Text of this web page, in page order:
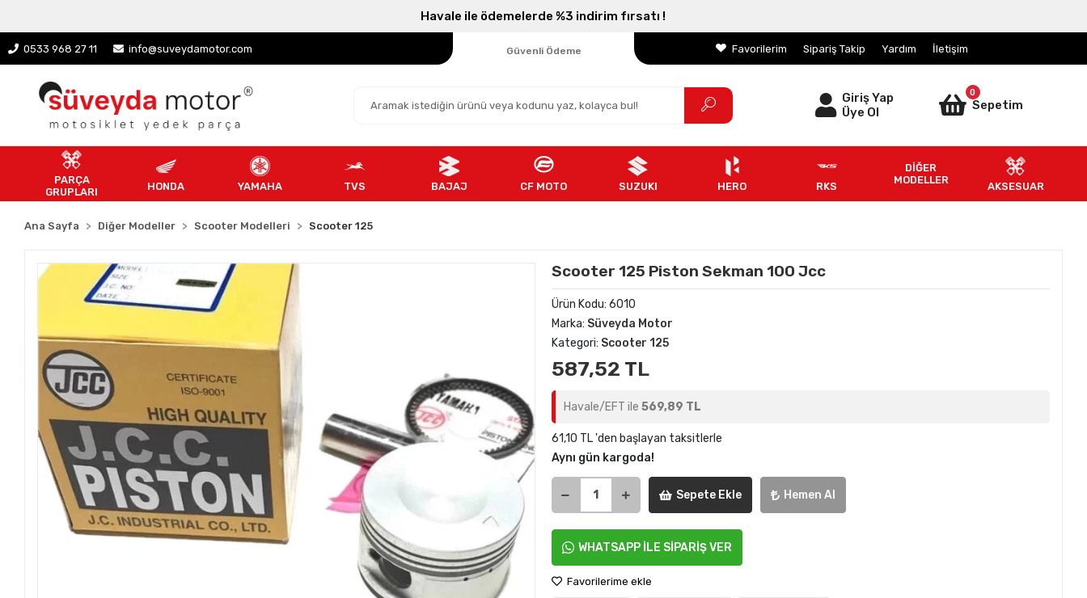
Havale ile ödemelerde %3 indirim fırsatı !
0533 968 27 11 info@suveydamotor.com
Parçanızın Online Adresi
Güvenli Ödeme
Favorilerim Sipariş Takip Yardım İletişim
Giriş Yap
Üye Ol
0
Sepetim
PARÇA
GRUPLARI
HONDA YAMAHA TVS BAJAJ CF MOTO SUZUKI HERO RKS
DİĞER
MODELLER
AKSESUAR
Ana Sayfa Diğer Modeller Scooter Modelleri Scooter 125
Scooter 125 Piston Sekman 100 Jcc
Ürün Kodu: 6010
Marka: Süveyda Motor
Kategori: Scooter 125
587,52 TL
Havale/EFT ile 569,89 TL
61,10 TL 'den başlayan taksitlerle
Aynı gün kargoda!
Sepete Ekle Hemen Al
WHATSAPP İLE SİPARİŞ VER
Favorilerime ekle